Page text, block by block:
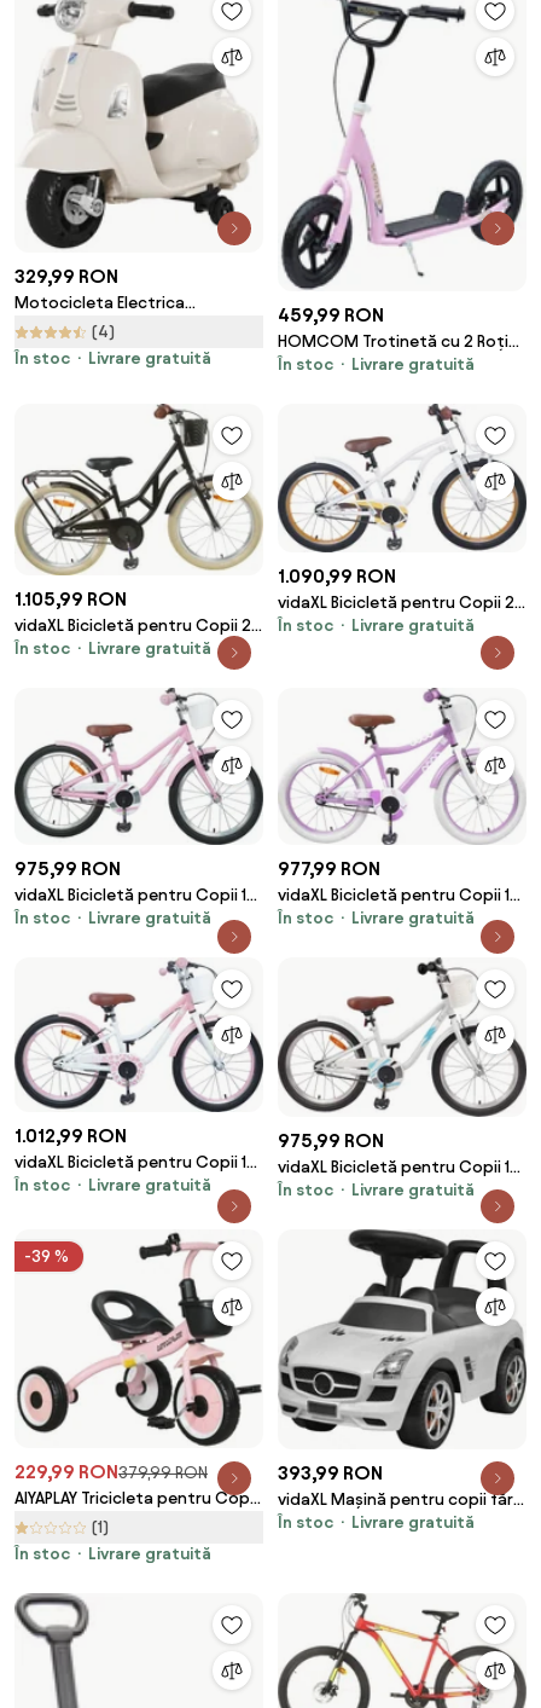
329,99 RON
Motocicleta Electrica
HOMCOM pentru Copii varsta
18-36 luni, Licenta Oficiala
66.5x38x52cm | Aosom
(4)
În stoc
Livrare gratuită
459,99 RON
HOMCOM Trotinetă cu 2 Roți
pentru Copii 5-12 Ani cu Frână
Trotinetă din Oțel și Plastic,
120x52x80-88 cm, Roz | Aosom
Romania
În stoc Livrare gratuită
1.105,99 RON
vidaXL Bicicletă pentru Copii 20
Inci pentru 6-11 ani Negru
În stoc Livrare gratuită
1.090,99 RON
vidaXL Bicicletă pentru Copii 20
Inci pentru 6-11 ani Alb
În stoc Livrare gratuită
975,99 RON
vidaXL Bicicletă pentru Copii 18
Inci pentru 5-7 ani Roz deschis
În stoc Livrare gratuită
977,99 RON
vidaXL Bicicletă pentru Copii 18
Inci pentru 5-7 ani Violet
În stoc Livrare gratuită
1.012,99 RON
vidaXL Bicicletă pentru Copii 18
Inci pentru 5-7 ani Roz deschis
În stoc Livrare gratuită
975,99 RON
vidaXL Bicicletă pentru Copii 18
Inci pentru 5-7 ani Alb
În stoc Livrare gratuită
-39 %
229,99 RON379,99 RON
AIYAPLAY Tricicleta pentru Copii
2-5 Ani cu Scaun Reglabil,
Bicicletă pentru Copii cu Coș,
Romania
(1)
În stoc
Livrare gratuită
393,99 RON
vidaXL Mașină pentru copii fără
pedale Alb
În stoc Livrare gratuită